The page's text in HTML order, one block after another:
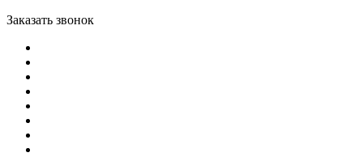
Заказать звонок